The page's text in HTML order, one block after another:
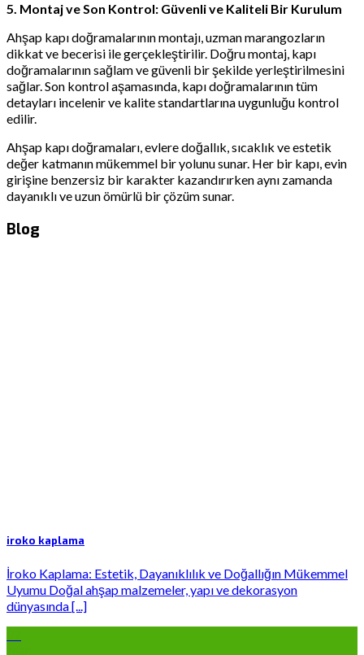
5. Montaj ve Son Kontrol: Güvenli ve Kaliteli Bir Kurulum
Ahşap kapı doğramalarının montajı, uzman marangozların
dikkat ve becerisi ile gerçekleştirilir. Doğru montaj, kapı
doğramalarının sağlam ve güvenli bir şekilde yerleştirilmesini
sağlar. Son kontrol aşamasında, kapı doğramalarının tüm
detayları incelenir ve kalite standartlarına uygunluğu kontrol
edilir.
Ahşap kapı doğramaları, evlere doğallık, sıcaklık ve estetik
değer katmanın mükemmel bir yolunu sunar. Her bir kapı, evin
girişine benzersiz bir karakter kazandırırken aynı zamanda
dayanıklı ve uzun ömürlü bir çözüm sunar.
Blog
iroko kaplama
İroko Kaplama: Estetik, Dayanıklılık ve Doğallığın Mükemmel
Uyumu Doğal ahşap malzemeler, yapı ve dekorasyon
dünyasında [...]